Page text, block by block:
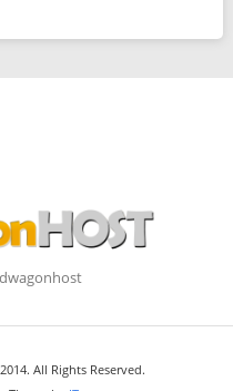
All Rights Reserved.